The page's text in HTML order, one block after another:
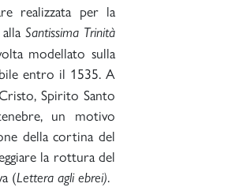
realizzata per la
Santissima Trinità
modellato sulla
entro il 1535. A
Spirito Santo
un motivo
della cortina del
la rottura del
(Lettera agli ebrei).